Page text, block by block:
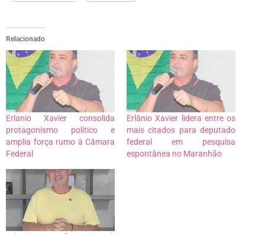
Relacionado
Erlanio Xavier consolida
protagonismo político e
amplia força rumo à Câmara
Federal
Erlânio Xavier lidera entre os
mais citados para deputado
federal em pesquisa
espontânea no Maranhão